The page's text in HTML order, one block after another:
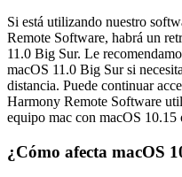
Si está utilizando nuestro
Remote Software, habrá un
11.0 Big Sur. Le
macOS 11.0 Big Sur si
distancia. Puede continuar
Harmony Remote Software
equipo mac con macOS 10.15
¿Cómo afecta macOS